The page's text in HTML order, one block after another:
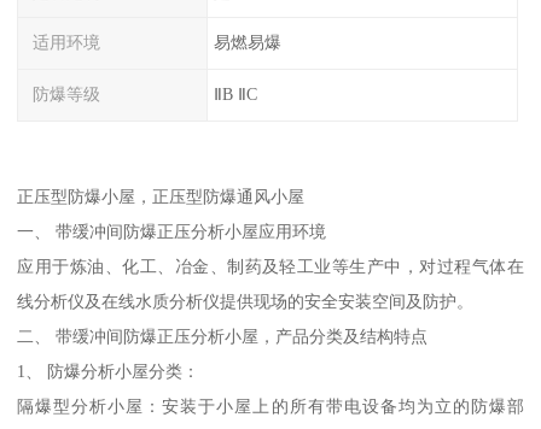
适用环境 易燃易爆
防爆等级 ⅡB ⅡC
正压型防爆小屋，正压型防爆通风小屋
一、 带缓冲间防爆正压分析小屋应用环境
应用于炼油、化工、冶金、制药及轻工业等生产中，对过程气体在
线分析仪及在线水质分析仪提供现场的安全安装空间及防护。
二、 带缓冲间防爆正压分析小屋，产品分类及结构特点
1、 防爆分析小屋分类：
隔爆型分析小屋：安装于小屋上的所有带电设备均为立的防爆部